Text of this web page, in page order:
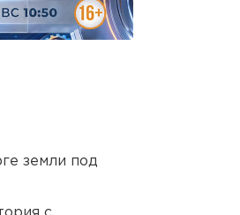
земли под